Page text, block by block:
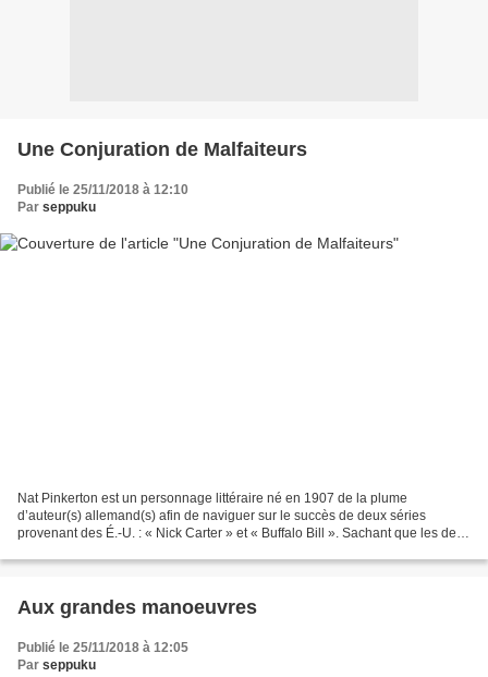
Une Conjuration de Malfaiteurs
Publié le 25/11/2018 à 12:10
Par seppuku
Nat Pinkerton est un personnage littéraire né en 1907 de la plume
d’auteur(s) allemand(s) afin de naviguer sur le succès de deux séries
provenant des É.-U. : « Nick Carter » et « Buffalo Bill ». Sachant que les deux
Aux grandes manoeuvres
Publié le 25/11/2018 à 12:05
Par seppuku